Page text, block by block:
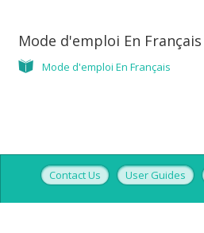
Mode d'emploi En Français
Mode d'emploi En Français
Contact Us User Guides